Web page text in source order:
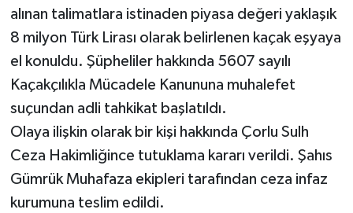
alınan talimatlara istinaden piyasa değeri yaklaşık
8 milyon Türk Lirası olarak belirlenen kaçak eşyaya
el konuldu. Şüpheliler hakkında 5607 sayılı
Kaçakçılıkla Mücadele Kanununa muhalefet
suçundan adli tahkikat başlatıldı.
Olaya ilişkin olarak bir kişi hakkında Çorlu Sulh
Ceza Hakimliğince tutuklama kararı verildi. Şahıs
Gümrük Muhafaza ekipleri tarafından ceza infaz
kurumuna teslim edildi.